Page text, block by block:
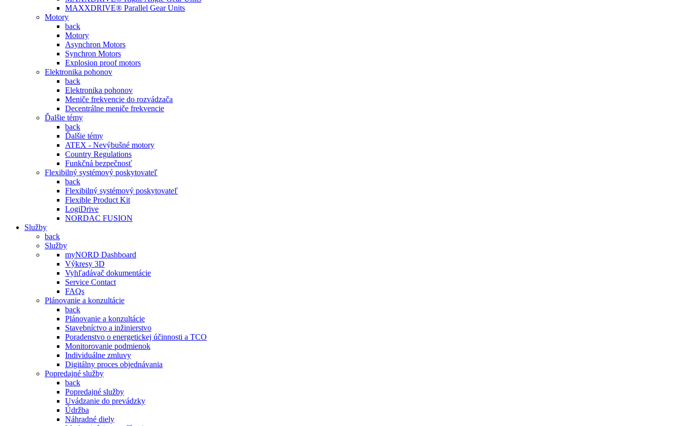
MAXXDRIVE® Parallel Gear Units
Motory
back
Motory
Asynchron Motors
Synchron Motors
Explosion proof motors
Elektronika pohonov
back
Elektronika pohonov
Meniče frekvencie do rozvádzača
Decentrálne meniče frekvencie
Ďalšie témy
back
Ďalšie témy
ATEX - Nevýbušné motory
Country Regulations
Funkčná bezpečnosť
Flexibilný systémový poskytovateľ
back
Flexibilný systémový poskytovateľ
Flexible Product Kit
LogiDrive
NORDAC FUSION
Služby
back
Služby
myNORD Dashboard
Výkresy 3D
Vyhľadávač dokumentácie
Service Contact
FAQs
Plánovanie a konzultácie
back
Plánovanie a konzultácie
Stavebníctvo a inžinierstvo
Poradenstvo o energetickej účinnosti a TCO
Monitorovanie podmienok
Individuálne zmluvy
Digitálny proces objednávania
Popredajné služby
back
Popredajné služby
Uvádzanie do prevádzky
Údržba
Náhradné diely